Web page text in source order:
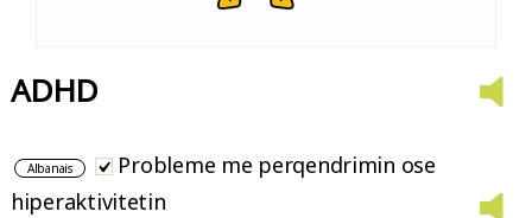
ADHD
Albanais
Probleme me perqendrimin ose
hiperaktivitetin